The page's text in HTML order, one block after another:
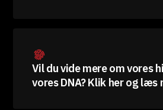
Vil du vide mere om vores
vores DNA? Klik her og læs